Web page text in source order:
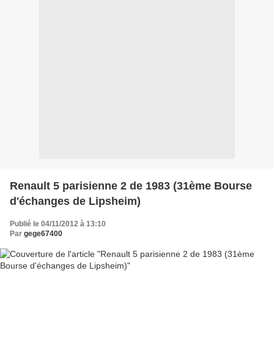
Renault 5 parisienne 2 de 1983 (31ème Bourse
d'échanges de Lipsheim)
Publié le 04/11/2012 à 13:10
Par gege67400